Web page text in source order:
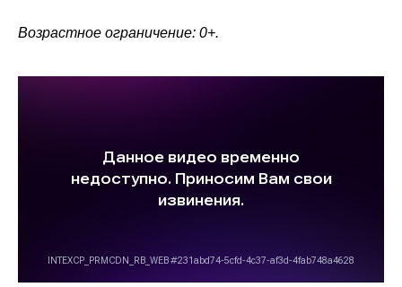
Возрастное ограничение: 0+.